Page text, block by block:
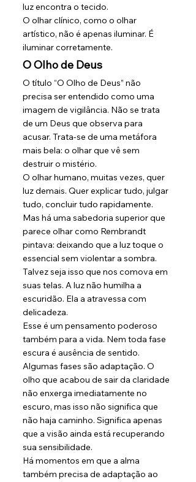
luz encontra o tecido.
O olhar clínico, como o olhar
artístico, não é apenas iluminar. É
iluminar corretamente.
O Olho de Deus
O título “O Olho de Deus” não
precisa ser entendido como uma
imagem de vigilância. Não se trata
de um Deus que observa para
acusar. Trata-se de uma metáfora
mais bela: o olhar que vê sem
destruir o mistério.
O olhar humano, muitas vezes, quer
luz demais. Quer explicar tudo, julgar
tudo, concluir tudo rapidamente.
Mas há uma sabedoria superior que
parece olhar como Rembrandt
pintava: deixando que a luz toque o
essencial sem violentar a sombra.
Talvez seja isso que nos comova em
suas telas. A luz não humilha a
escuridão. Ela a atravessa com
delicadeza.
Esse é um pensamento poderoso
também para a vida. Nem toda fase
escura é ausência de sentido.
Algumas fases são adaptação. O
olho que acabou de sair da claridade
não enxerga imediatamente no
escuro, mas isso não significa que
não haja caminho. Significa apenas
que a visão ainda está recuperando
sua sensibilidade.
Há momentos em que a alma
também precisa de adaptação ao